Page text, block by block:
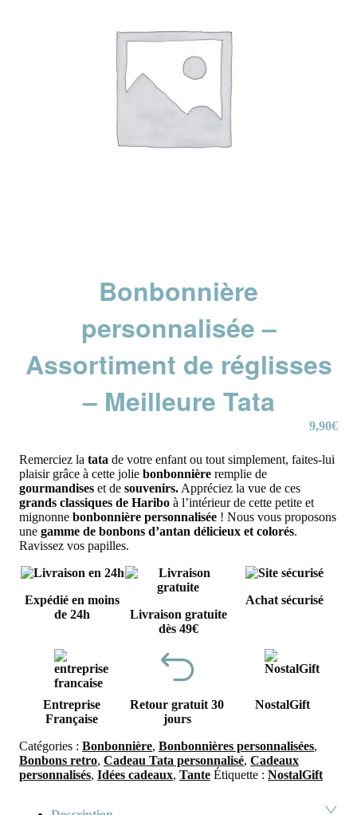
Bonbonnière
personnalisée –
Assortiment de réglisses
– Meilleure Tata
9,90€
Remerciez la tata de votre enfant ou tout simplement, faites-lui
plaisir grâce à cette jolie bonbonnière remplie de
gourmandises et de souvenirs. Appréciez la vue de ces
grands classiques de Haribo à l’intérieur de cette petite et
mignonne bonbonnière personnalisée ! Nous vous proposons
une gamme de bonbons d’antan délicieux et colorés.
Ravissez vos papilles.
Expédié en moins
de 24h
Livraison gratuite
dès 49€
Achat sécurisé
Entreprise
Française
Retour gratuit 30
jours
NostalGift
Catégories : Bonbonnière, Bonbonnières personnalisées,
Bonbons retro, Cadeau Tata personnalisé, Cadeaux
personnalisés, Idées cadeaux, Tante Étiquette : NostalGift